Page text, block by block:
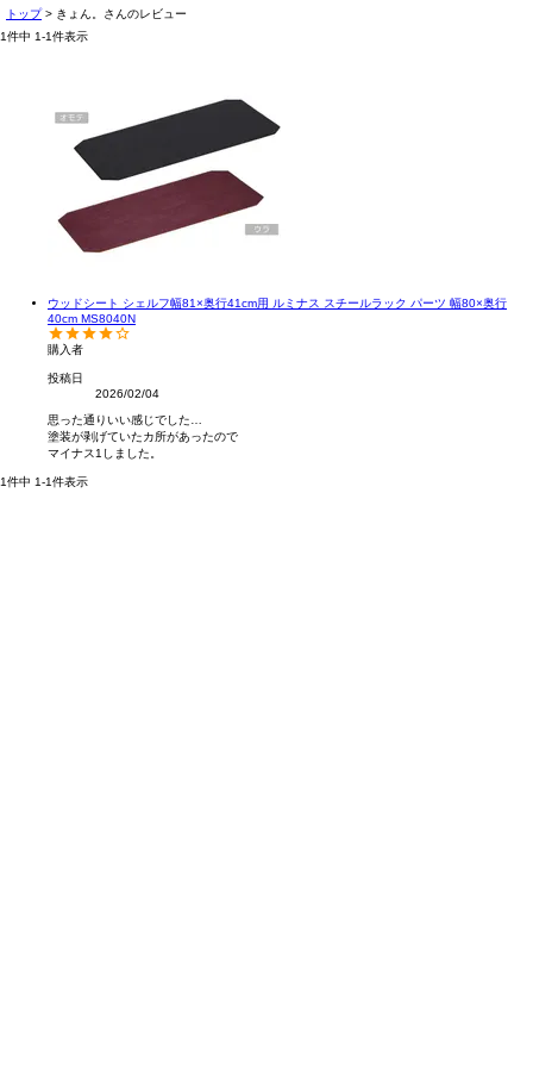
トップ
きょん。さんのレビュー
1件中 1-1件表示
ウッドシート シェルフ幅81×奥行41cm用 ルミナス スチールラック パーツ 幅80×奥行
40cm MS8040N
購入者
投稿日
2026/02/04
思った通りいい感じでした…
塗装が剥げていたカ所があったので
マイナス1しました。
1件中 1-1件表示